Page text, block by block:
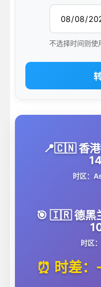
不选择时间则使
📍🇨🇳 香
时区：
🎯 🇮🇷 德黑
时区
⏰ 时差